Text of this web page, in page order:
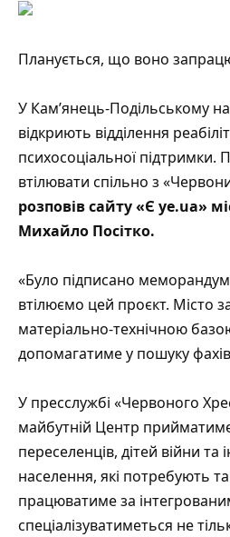
Планується, що воно
У Кам’янець-Подільському на
відкриють відділення
психосоціальної підтримки.
втілювати спільно з
розповівсайту «Є ye.ua»
Михайло Посітко.
«Було підписано
втілюємо цей проєкт. Місто
матеріально-технічною
допомагатиме у пошуку
У пресслужбі «Червоного
майбутній Центр
переселенців, дітей війни та
населення, які потребують
працюватиме за
спеціалізуватиметься не